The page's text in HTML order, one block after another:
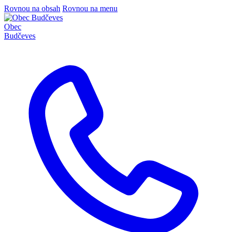
Rovnou na obsah Rovnou na menu
Obec
Budčeves